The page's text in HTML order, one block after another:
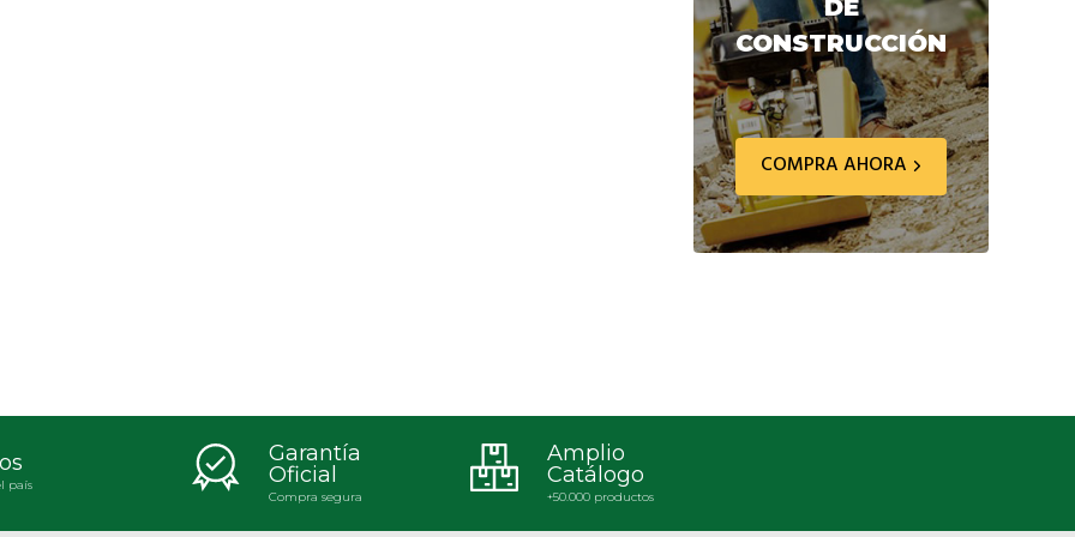
DE
CONSTRUCCIÓN
COMPRA AHORA
país
Garantía
Oficial
Compra segura
Amplio
Catálogo
+50.000 productos